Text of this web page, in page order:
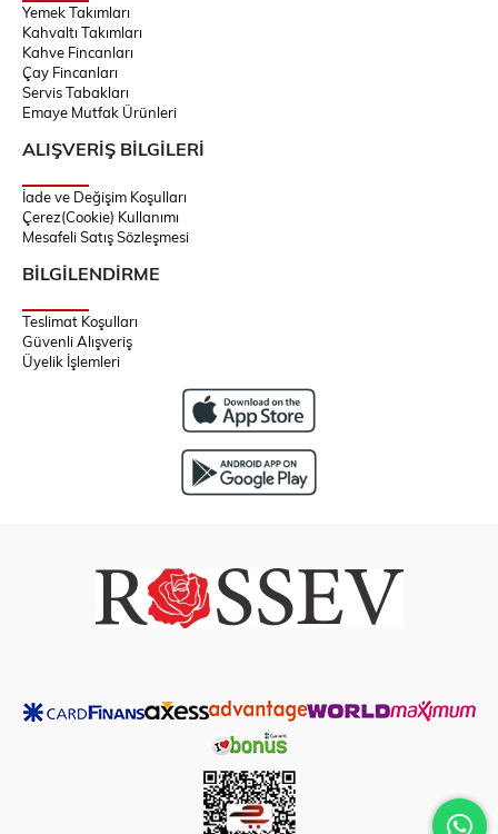
Yemek Takımları
Kahvaltı Takımları
Kahve Fincanları
Çay Fincanları
Servis Tabakları
Emaye Mutfak Ürünleri
ALIŞVERİŞ BİLGİLERİ
İade ve Değişim Koşulları
Çerez(Cookie) Kullanımı
Mesafeli Satış Sözleşmesi
BİLGİLENDİRME
Teslimat Koşulları
Güvenli Alışveriş
Üyelik İşlemleri